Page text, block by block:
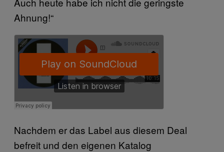
Ahnung!“
Nachdem er das Label aus diesem Deal
befreit und den eigenen Katalog